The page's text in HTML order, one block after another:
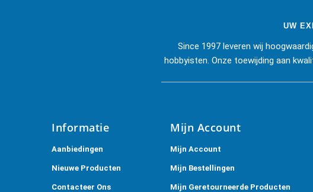
UW
Since 1997 leveren wij
hobbyisten. Onze toewijding aan
Informatie
Aanbiedingen
Nieuwe Producten
Contacteer Ons
Mijn Account
Mijn Account
Mijn Bestellingen
Mijn Geretourneerde Producten